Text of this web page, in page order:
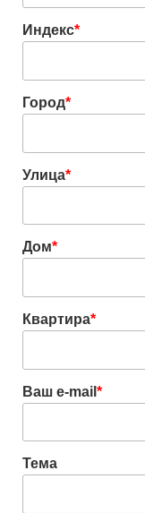
Индекс*
Город*
Улица*
Дом*
Квартира*
Ваш e-mail *
Тема